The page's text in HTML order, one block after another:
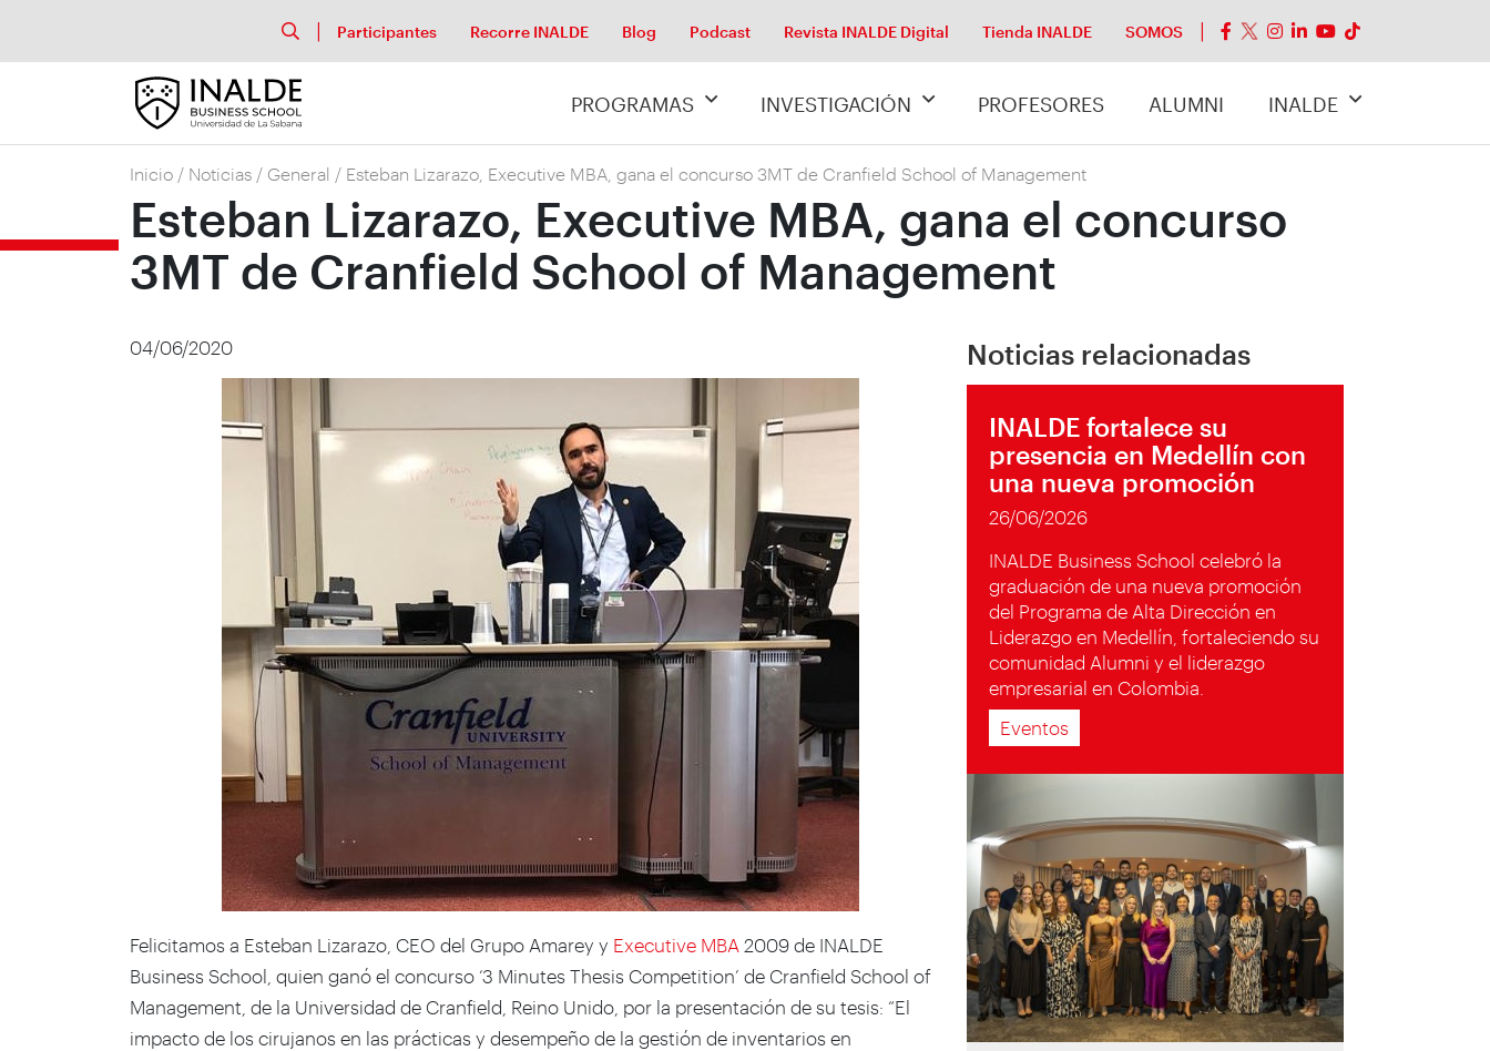
Participantes Recorre INALDE Blog Podcast Revista INALDE Digital Tienda INALDE SOMOS
PROGRAMAS INVESTIGACIÓN PROFESORES ALUMNI INALDE
Inicio / Noticias / General / Esteban Lizarazo, Executive MBA, gana el concurso 3MT de Cranfield School of Management
Esteban Lizarazo, Executive MBA, gana el concurso
3MT de Cranfield School of Management
04/06/2020
Felicitamos a Esteban Lizarazo, CEO del Grupo Amarey y Executive MBA 2009 de INALDE
Business School, quien ganó el concurso ‘3 Minutes Thesis Competition’ de Cranfield School of
Management, de la Universidad de Cranfield, Reino Unido, por la presentación de su tesis: “El
impacto de los cirujanos en las prácticas y desempeño de la gestión de inventarios en
Noticias relacionadas
INALDE fortalece su
presencia en Medellín con
una nueva promoción
26/06/2026
INALDE Business School celebró la
graduación de una nueva promoción
del Programa de Alta Dirección en
Liderazgo en Medellín, fortaleciendo su
comunidad Alumni y el liderazgo
empresarial en Colombia.
Eventos